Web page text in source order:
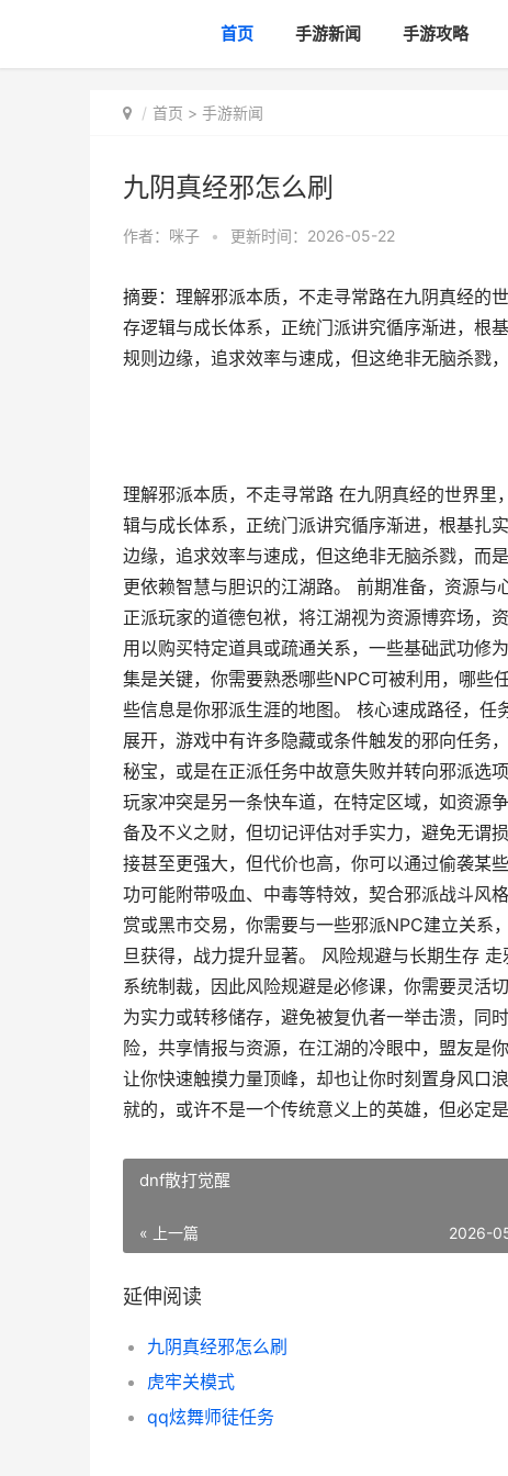
首页 手游新闻 手游攻略
首页 > 手游新闻
九阴真经邪怎么刷
作者： 咪子 • 更新时间：2026-05-22
摘要：理解邪派本质，不走寻常路在九阴真经的
存逻辑与成长体系，正统门派讲究循序渐进，根
规则边缘，追求效率与速成，但这绝非无脑杀戮
理解邪派本质，不走寻常路 在九阴真经的世界
辑与成长体系，正统门派讲究循序渐进，根基扎
边缘，追求效率与速成，但这绝非无脑杀戮，而
更依赖智慧与胆识的江湖路。 前期准备，资源
正派玩家的道德包袱，将江湖视为资源博弈场，
用以购买特定道具或疏通关系，一些基础武功修
集是关键，你需要熟悉哪些NPC可被利用，哪些
些信息是你邪派生涯的地图。 核心速成路径，
展开，游戏中有许多隐藏或条件触发的邪向任务
秘宝，或是在正派任务中故意失败并转向邪派选
玩家冲突是另一条快车道，在特定区域，如资源
备及不义之财，但切记评估对手实力，避免无谓
接甚至更强大，但代价也高，你可以通过偷袭某
功可能附带吸血、中毒等特效，契合邪派战斗风
赏或黑市交易，你需要与一些邪派NPC建立关系
旦获得，战力提升显著。 风险规避与长期生存
系统制裁，因此风险规避是必修课，你需要灵活
为实力或转移储存，避免被复仇者一举击溃，同
险，共享情报与资源，在江湖的冷眼中，盟友是
让你快速触摸力量顶峰，却也让你时刻置身风口
就的，或许不是一个传统意义上的英雄，但必定
dnf散打觉醒
« 上一篇 2026-
延伸阅读
九阴真经邪怎么刷
虎牢关模式
qq炫舞师徒任务